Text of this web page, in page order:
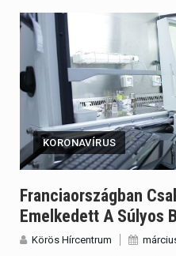
KORONAVÍRUS
Franciaországban
Emelkedett A Súlyos
Körös Hírcentrum